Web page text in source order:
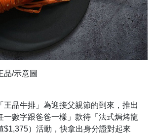
/示意圖
王品牛排」為迎接父親節的到來，推出
一數字跟爸爸一樣」款待「法式焗烤龍
$1,375）活動，快拿出身分證對起來